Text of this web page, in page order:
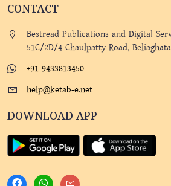
CONTACT
Bestread Publications and Digital
51C/2D/4 Chaulpatty Road,
+91-9433813450
help@ketab-e.net
DOWNLOAD APP